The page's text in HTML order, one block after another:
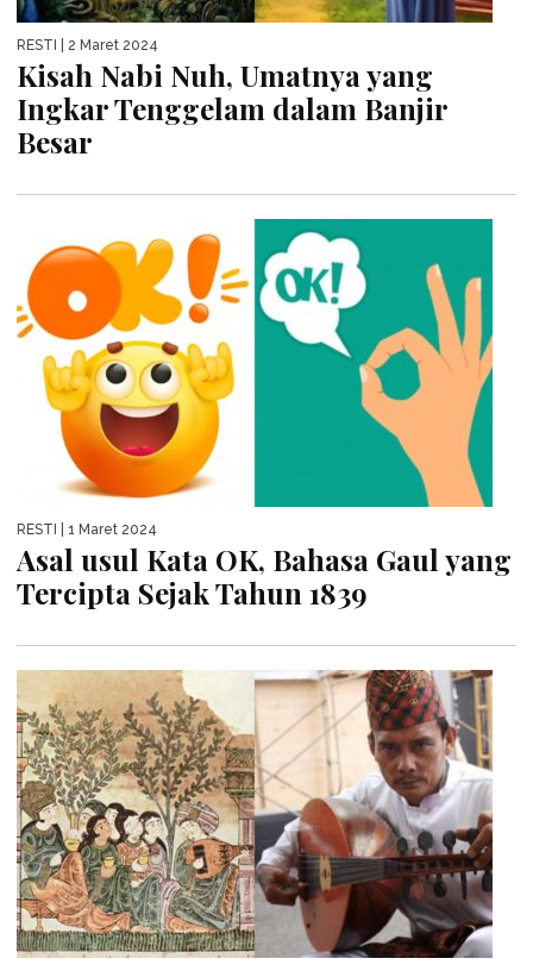
RESTI | 2 Maret 2024
Kisah Nabi Nuh, Umatnya yang
Ingkar Tenggelam dalam Banjir
Besar
RESTI | 1 Maret 2024
Asal usul Kata OK, Bahasa Gaul yang
Tercipta Sejak Tahun 1839